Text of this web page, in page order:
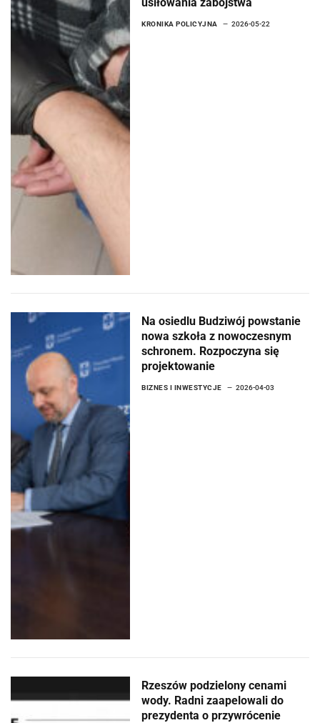
usiłowania zabójstwa
KRONIKA POLICYJNA 2026-05-22
Na osiedlu Budziwój powstanie
nowa szkoła z nowoczesnym
schronem. Rozpoczyna się
projektowanie
BIZNES I INWESTYCJE 2026-04-03
Rzeszów podzielony cenami
wody. Radni zaapelowali do
prezydenta o przywrócenie